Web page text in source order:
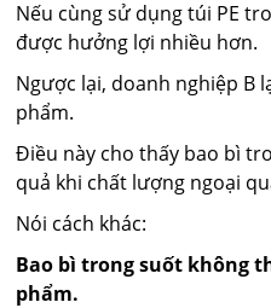
Nếu cùng sử dụng túi PE
được hưởng lợi nhiều hơn.
Ngược lại, doanh nghiệp B
phẩm.
Điều này cho thấy bao bì
quả khi chất lượng ngoại
Nói cách khác:
Bao bì trong suốt không
phẩm.